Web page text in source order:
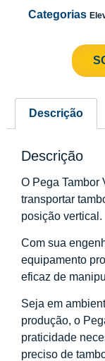
Categorias
Descrição
Descrição
O Pega Tambor
transportar
posição vertical.
Com sua
equipamento
eficaz de
Seja em
produção, o
praticidade
preciso de